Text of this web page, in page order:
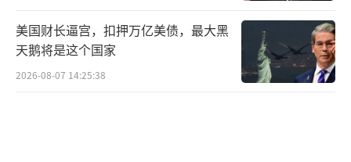
美国财长逼宫，扣押万亿美债，最大黑
天鹅将是这个国家
2026-08-07 14:25:38